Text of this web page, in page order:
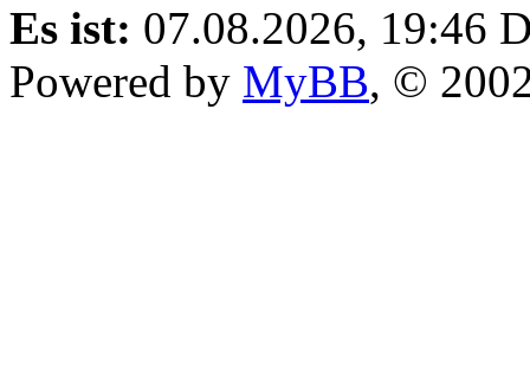
Es ist: 07.08.2026, 19:46
Powered by MyBB, ©